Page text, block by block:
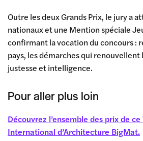
Outre les deux Grands Prix, le jury a
nationaux et une Mention spéciale
confirmant la vocation du concours :
pays, les démarches qui renouvellent
justesse et intelligence.
Pour aller plus loin
Découvrez l’ensemble des prix de ce
International d’Architecture BigMat.